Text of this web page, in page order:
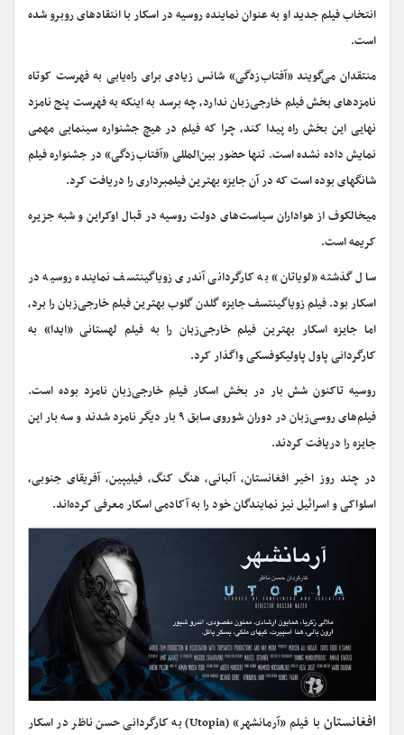
انتخاب فیلم جدید او به عنوان نماینده روسیه در اسکار با انتقادهای روبرو شده
است.
منتقدان می‌گویند «آفتاب‌زدگی» شانس زیادی برای راه‌یابی به فهرست کوتاه
نامزدهای بخش فیلم خارجی‌زبان ندارد، چه برسد به اینکه به فهرست پنج نامزد
نهایی این بخش راه پیدا کند، چرا که فیلم در هیچ جشنواره سینمایی مهمی
نمایش داده نشده است. تنها حضور بین‌المللی «آفتاب‌زدگی» در جشنواره فیلم
شانگهای بوده است که در آن جایزه بهترین فیلمبرداری را دریافت کرد.
میخالکوف از هواداران سیاست‌های دولت روسیه در قبال اوکراین و شبه جزیره
کریمه است.
سال گذشته «لویاتان» به کارگردانی آندری زویاگینتسف نماینده روسیه در
اسکار بود. فیلم زویاگینتسف جایزه گلدن گلوب بهترین فیلم خارجی‌‌زبان را برد،
اما جایزه اسکار بهترین فیلم خارجی‌زبان را به فیلم لهستانی «ایدا» به
کارگردانی پاول پاولیکوفسکی واگذار کرد.
روسیه تاکنون شش بار در بخش اسکار فیلم خارجی‌زبان نامزد بوده است.
فیلم‌های روسی‌زبان در دوران شوروی سابق ۹ بار دیگر نامزد شدند و سه بار این
جایزه را دریافت کردند.
در چند روز اخیر افغانستان، آلبانی، هنگ کنگ، فیلیپین، آفریقای جنوبی،
اسلواکی و اسرائیل نیز نمایندگان خود را به آکادمی اسکار معرفی کرده‌اند.
افغانستان
با فیلم «آرمانشهر» (Utopia) به کارگردانی حسن ناظر در اسکار